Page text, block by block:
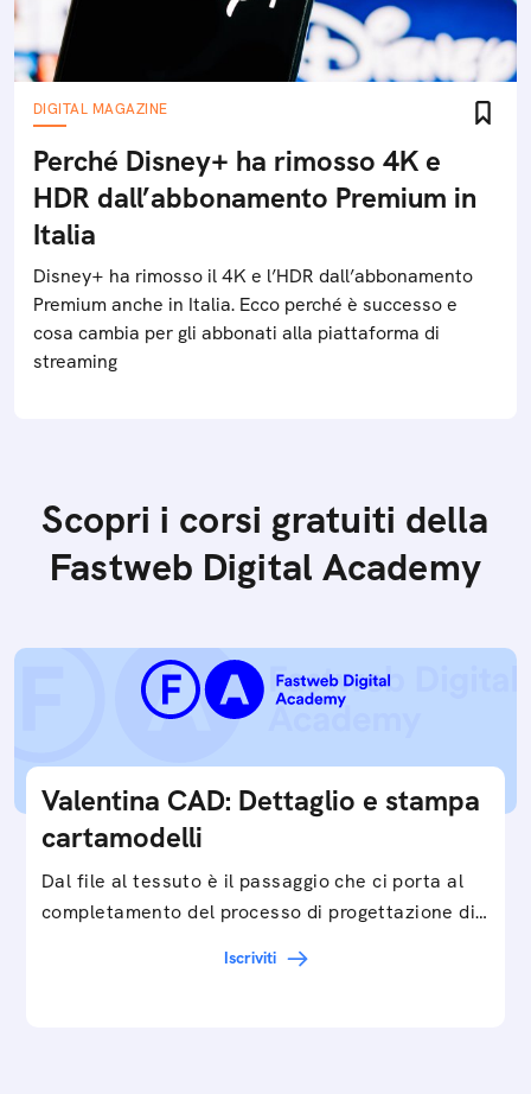
DIGITAL MAGAZINE
Perché Disney+ ha rimosso 4K e
HDR dall’abbonamento Premium in
Italia
Disney+ ha rimosso il 4K e l’HDR dall’abbonamento
Premium anche in Italia. Ecco perché è successo e
cosa cambia per gli abbonati alla piattaforma di
streaming
Scopri i corsi gratuiti della
Fastweb Digital Academy
Valentina CAD: Dettaglio e stampa
cartamodelli
Dal file al tessuto è il passaggio che ci porta al
completamento del processo di progettazione di
Iscriviti